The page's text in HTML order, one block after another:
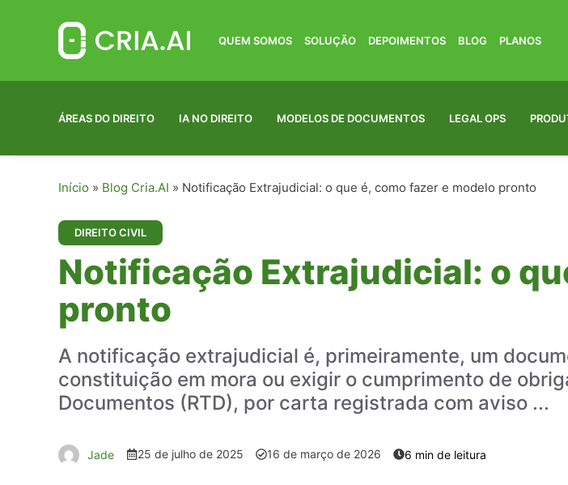
QUEM SOMOS SOLUÇÃO DEPOIMENTOS BLOG PLANOS
ÁREAS DO DIREITO IA NO DIREITO MODELOS DE DOCUMENTOS LEGAL OPS
Início » Blog Cria.AI » Notificação Extrajudicial: o que é, como fazer e modelo pronto
DIREITO CIVIL
Notificação Extrajudicial: o
pronto
A notificação extrajudicial é, primeiramente, um
constituição em mora ou exigir o cumprimento de
Documentos (RTD), por carta registrada com aviso ...
Jade 25 de julho de 2025 16 de março de 2026